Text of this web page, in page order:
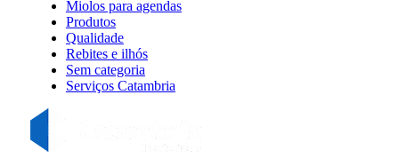
Miolos para agendas
Produtos
Qualidade
Rebites e ilhós
Sem categoria
Serviços Catambria